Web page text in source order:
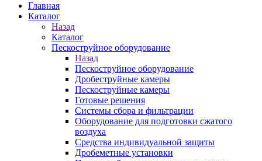
Главная
Каталог
Назад
Каталог
Пескоструйное оборудование
Назад
Пескоструйное оборудование
Дробеструйные камеры
Пескоструйные камеры
Готовые решения
Системы сбора и фильтрации
Оборудование для подготовки сжатого
воздуха
Средства индивидуальной защиты
Дробеметные установки